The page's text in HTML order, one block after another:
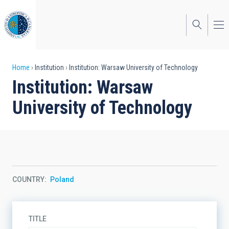
to
main
content
Breadcrumb
Home Institution Institution: Warsaw University of Technology
Institution: Warsaw
University of Technology
COUNTRY Poland
TITLE